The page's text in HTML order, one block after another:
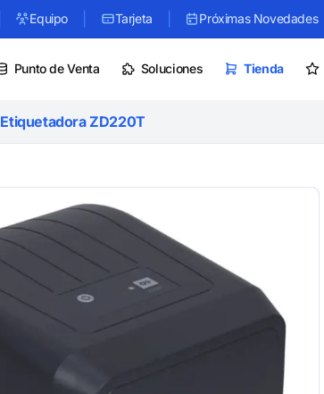
Equipo Tarjeta Próximas Novedades
Punto de Venta Soluciones Tienda
Etiquetadora ZD220T